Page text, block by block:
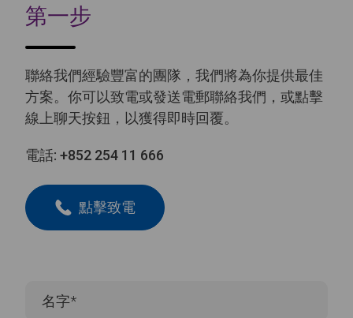
第一步
聯絡我們經驗豐富的團隊，我們將為你提供最佳
方案。你可以致電或發送電郵聯絡我們，或點擊
線上聊天按鈕，以獲得即時回覆。
電話: +852 254 11 666
點擊致電